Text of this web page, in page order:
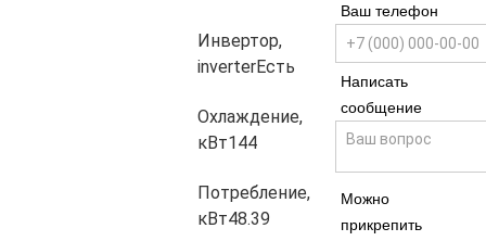
Ваш телефон
Написать
сообщение
Можно
прикрепить
Инвертор,
inverterЕсть
Охлаждение,
кВт144
Потребление,
кВт48.39